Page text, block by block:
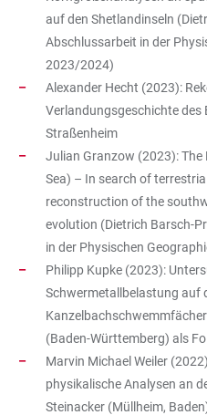
auf den Shetlandinseln
Abschlussarbeit in der
2023/2024)
Alexander Hecht (2023):
Verlandungsgeschichte des
Straßenheim
Julian Granzow (2023):
Sea) – In search of
reconstruction of the
evolution (Dietrich Barsch-
in der Physischen
Philipp Kupke (2023):
Schwermetallbelastung auf
(Baden-Württemberg) als
Marvin Michael Weiler
physikalische Analysen an
Steinacker (Müllheim,